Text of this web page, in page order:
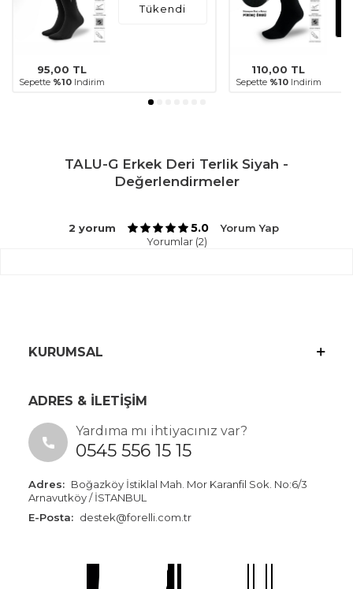
95,00 TL
Sepette %10Indirim
Tükendi
110,00 TL
Sepette %10Indirim
TALU-G Erkek Deri Terlik Siyah -
Değerlendirmeler
2 yorum 5.0
Yorum Yap
Yorumlar (2)
KURUMSAL
ADRES & İLETİŞİM
Yardıma mı ihtiyacınız var?
0545 556 15 15
Adres: Boğazköy İstiklal Mah. Mor Karanfil Sok. No:6/3
Arnavutköy / İSTANBUL
E-Posta: destek@forelli.com.tr